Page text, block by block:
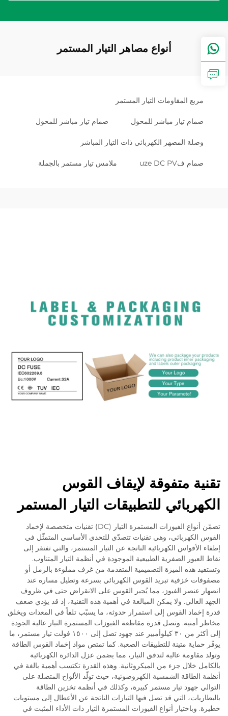
أنواع مصاهر التيار المستمر
مربع المقاومات التيار المستمر
صمام تيار مباشر للمحول صمام تيار مباشر للمحول
وصلة المصهر الكهربائي ذات التيار المباشر
صمام فuze DC PV ملامس تيار مستمر بالجملة
تقنية متفوقة لإيقاف القوس
الكهربائي للتطبيقات التيار المستمر
تضمّن أنواع الفيوزات المستمرة التيار (DC) تقنيات متخصصة لإخماد
القوس الكهربائي، وهي تقنيات تتصدّى للتحدي الأساسي المتمثّل في
إطفاء الأقواس الكهربائية الناتجة عن التيار المستمر، والتي تفتقر إلى
نقاط العبور الصفرية الطبيعية الموجودة في أنظمة التيار المتناوب.
وتستفيد هذه الميزة التصميمية المتقدمة من غرف مملوءة بالرمل أو
مصفوفات خزفية تبريد القوس الكهربائي بسرعة وتطيل مساره عند
انصهار عنصر الفيوز، مما يُجبر القوس على الانقراض حتى في ظروف
الجهد العالي. ولا يمكن المبالغة في أهمية هذه التقنية، إذ قد يؤدي ضعف
قدرة إخماد القوس إلى استمرار حدوثه، ما يسبّب تلفاً في المعدات ويخلق
مخاطر أمنية. وتصل قدرة مقاطعة الفيوزات المستمرة التيار عالية الجودة
إلى أكثر من ٣٠ كيلوأمبير عند جهود تصل إلى ١٥٠٠ فولت تيار مستمر، ما
يوفّر حماية متينة للتطبيقات الصعبة. كما تمتص مواد إخماد القوس الطاقة
وتولد مقاومة عالية لتدفق التيار، مما يضمن عزل الدائرة الكهربائية
بالكامل خلال جزء من الميكروثانية. وهذه القدرة تكتسب أهمية بالغة في
أنظمة الطاقة الشمسية الكهروضوئية، حيث تولّد الألواح المتصلة على
التوالي جهود تيار مستمر كبيرة، وكذلك في أنظمة تخزين الطاقة
بالبطاريات، التي قد تصل فيها التيارات الناتجة عن الأعطال إلى مستويات
خطيرة. وباختيار أنواع الفيوزات المستمرة التيار ذات الأداء المثبت في